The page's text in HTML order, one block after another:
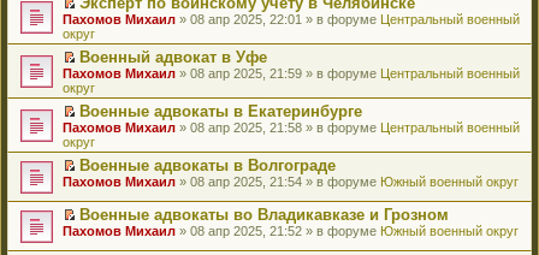
щ
е
н
и
ю
у
с
о
о
б
щ
е
н
и
ю
а
н
н
о
м
у
с
о
о
б
щ
е
н
ю
р
о
ч
и
т
а
н
н
о
м
у
с
о
б
щ
е
н
н
е
п
р
о
ч
и
т
а
н
н
о
м
у
с
о
в
о
м
у
н
е
п
р
о
ч
и
т
а
н
н
о
к
п
е
р
в
о
м
у
н
е
п
р
о
и
т
а
е
й
т
и
к
п
е
р
в
о
м
у
н
п
р
о
ч
П
е
р
е
й
т
и
к
п
е
р
в
о
м
у
н
Пахомов Михаил » 08 апр 2025, 22:01 » в форуме Центральный военный
округ
П
е
р
е
й
т
и
к
п
е
р
в
Военный адвокат в Уфе
Пахомов Михаил » 08 апр 2025, 21:59 » в форуме Центральный военный
округ
П
е
р
е
й
и
к
п
Военные адвокаты в Екатеринбурге
Пахомов Михаил » 08 апр 2025, 21:58 » в форуме Центральный военный
округ
П
р
е
й
т
Военные адвокаты в Волгограде
Пахомов Михаил » 08 апр 2025, 21:54 » в форуме Южный военный округ
П
Военные адвокаты во Владикавказе и Грозном
Пахомов Михаил » 08 апр 2025, 21:52 » в форуме Южный военный округ